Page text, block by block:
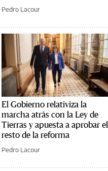
Pedro Lacour
El Gobierno relativiza la
marcha atrás con la Ley de
Tierras y apuesta a aprobar el
resto de la reforma
Pedro Lacour